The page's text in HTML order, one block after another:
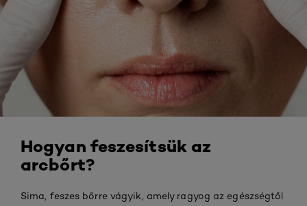
Hogyan feszesítsük az
arcbőrt?
Sima, feszes bőrre vágyik, amely ragyog az egészségtől